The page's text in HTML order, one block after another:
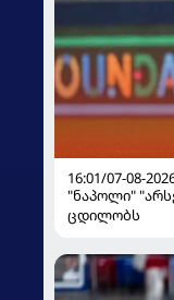
16:01/07-08-
"ნაპოლი"
ცდილობს